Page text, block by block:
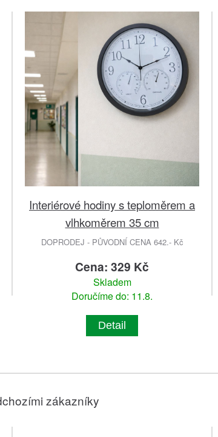
Interiérové hodiny s teploměrem a
vlhkoměrem 35 cm
DOPRODEJ - PŮVODNÍ CENA 642.- Kč
Cena: 329 Kč
Skladem
Doručíme do: 11.8.
Detail
zákazníky